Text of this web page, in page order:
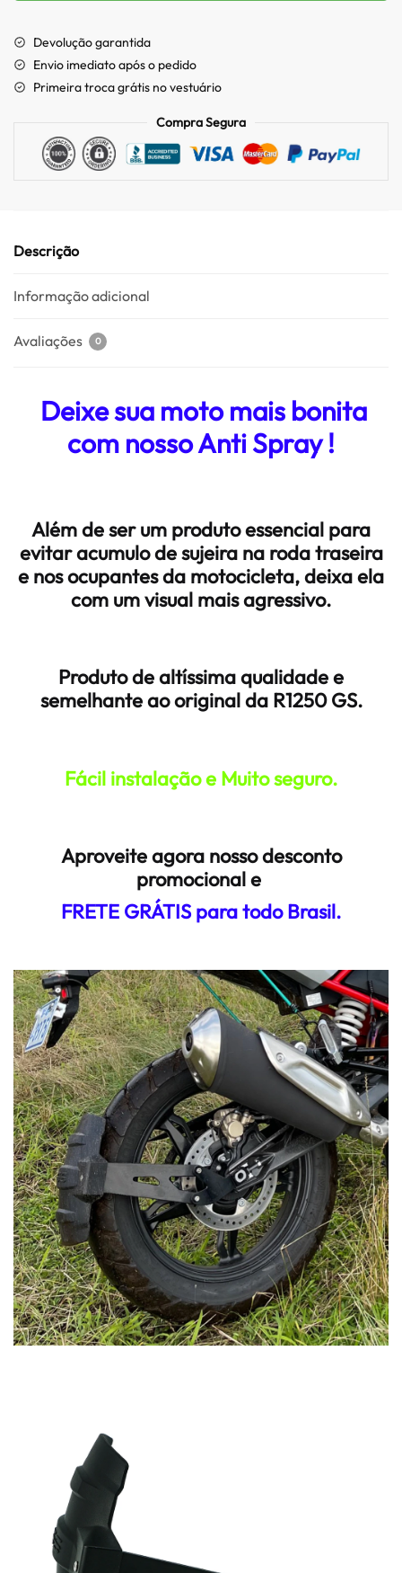
Devolução garantida
Envio imediato após o pedido
Primeira troca grátis no vestuário
Compra Segura
Descrição
Informação adicional
Avaliações 0
Deixe sua moto mais bonita
com nosso Anti Spray !
Além de ser um produto essencial para
evitar acumulo de sujeira na roda traseira
e nos ocupantes da motocicleta, deixa ela
com um visual mais agressivo.
Produto de altíssima qualidade e
semelhante ao original da R1250 GS.
Fácil instalação e Muito seguro.
Aproveite agora nosso desconto
promocional e
FRETE GRÁTIS para todo Brasil.